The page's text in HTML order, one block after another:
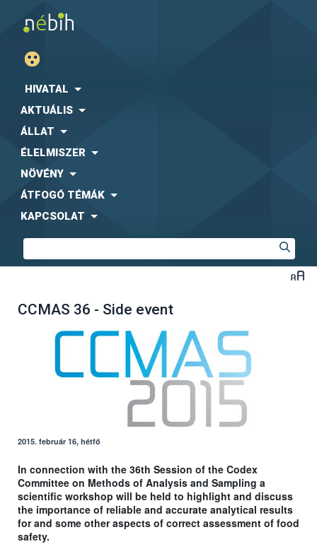
HIVATAL
AKTUÁLIS
ÁLLAT
ÉLELMISZER
NÖVÉNY
ÁTFOGÓ TÉMÁK
KAPCSOLAT
CCMAS 36 - Side event
2015. február 16, hétfő
In connection with the 36th Session of the Codex
Committee on Methods of Analysis and Sampling a
scientific workshop will be held to highlight and discuss
the importance of reliable and accurate analytical results
for and some other aspects of correct assessment of food
safety.